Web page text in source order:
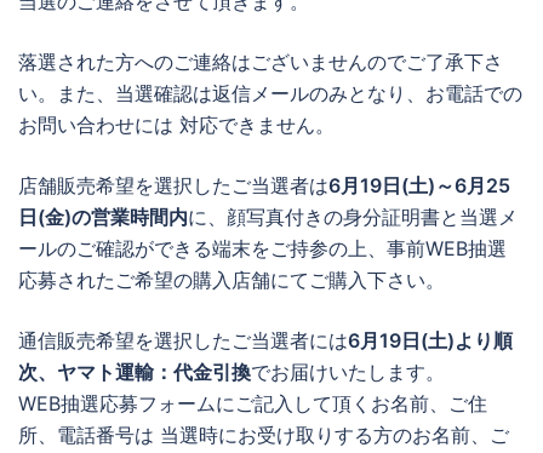
落選された方へのご連絡はございませんのでご了承下さ
い。また、当選確認は返信メールのみとなり、お電話での
お問い合わせには 対応できません。
店舗販売希望を選択したご当選者は6月19日(土)～6月25
日(金)の営業時間内に、顔写真付きの身分証明書と当選メ
ールのご確認ができる端末をご持参の上、事前WEB抽選
応募されたご希望の購入店舗にてご購入下さい。
通信販売希望を選択したご当選者には6月19日(土)より順
次、ヤマト運輸：代金引換でお届けいたします。
WEB抽選応募フォームにご記入して頂くお名前、ご住
所、電話番号は 当選時にお受け取りする方のお名前、ご